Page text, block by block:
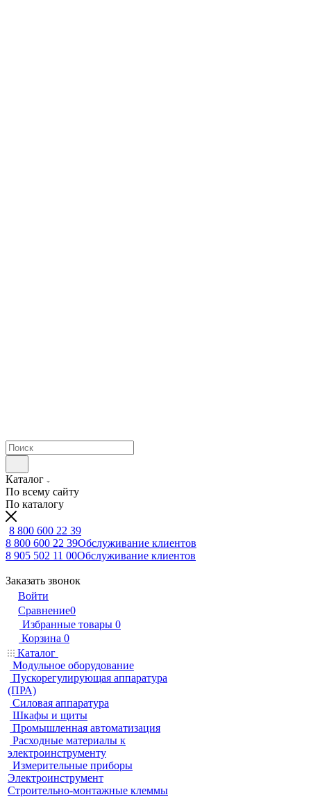
Каталог
По всему сайту
По каталогу
8 800 600 22 39
8 800 600 22 39Обслуживание клиентов
8 905 502 11 00Обслуживание клиентов
Заказать звонок
Войти
Сравнение0
Избранные товары 0
Корзина 0
Каталог
Модульное оборудование
Пускорегулирующая аппаратура
(ПРА)
Силовая аппаратура
Шкафы и щиты
Промышленная автоматизация
Расходные материалы к
электроинструменту
Измерительные приборы
Электроинструмент
Строительно-монтажные клеммы